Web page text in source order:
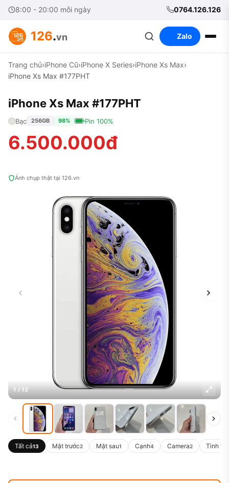
8:00 - 20:00 mỗi ngày 0764.126.126
126.vn Zalo
Trang chủ›iPhone Cũ›iPhone X Series›iPhone Xs Max›
iPhone Xs Max #177PHT
Ảnh chụp thật tại 126.vn
1 / 12
Tất cả13 Mặt trước2 Mặt sau1 Cạnh4 Camera2 Tình
iPhone Xs Max #177PHT
Bạc 256GB 98% Pin 100%
6.500.000đ